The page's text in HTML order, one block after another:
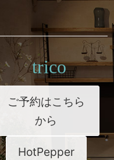
trico
ご予約はこちら
から
HotPepper